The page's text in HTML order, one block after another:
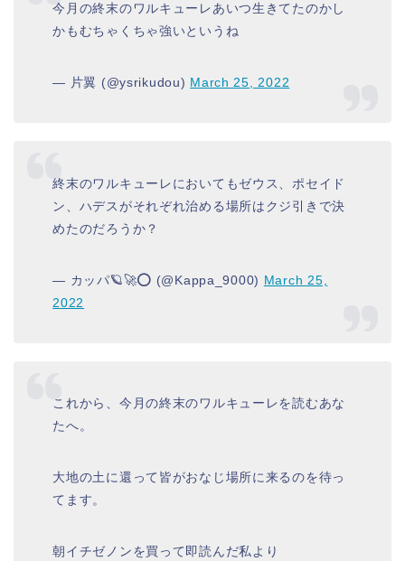
今月の終末のワルキューレあいつ生きてたのかし
かもむちゃくちゃ強いというね
— 片翼 (@ysrikudou) March 25, 2022
終末のワルキューレにおいてもゼウス、ポセイド
ン、ハデスがそれぞれ治める場所はクジ引きで決
めたのだろうか？
— カッパ🪐🚀⭕ (@Kappa_9000) March 25,
2022
これから、今月の終末のワルキューレを読むあな
たへ。
大地の土に還って皆がおなじ場所に来るのを待っ
てます。
朝イチゼノンを買って即読んだ私より